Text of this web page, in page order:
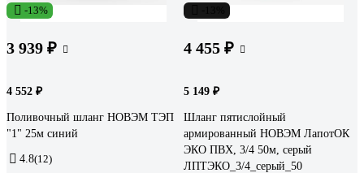
-13%
3 939 ₽
4 552 ₽
Поливочный шланг НОВЭМ ТЭП
"1" 25м синий
4.8(12)
4 455 ₽
5 149 ₽
Шланг пятислойный
армированный НОВЭМ ЛапотОК
ЭКО ПВХ, 3/4 50м, серый
ЛПТЭКО_3/4_серый_50